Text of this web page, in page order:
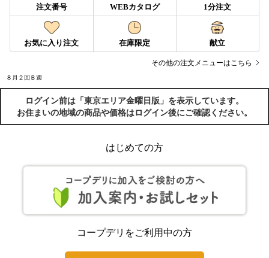
注文番号 WEBカタログ 1分注文
お気に入り注文 在庫限定 献立
その他の注文メニューはこちら
８月２回Ｂ週
ログイン前は「東京エリア金曜日版」を表示しています。
お住まいの地域の商品や価格はログイン後にご確認ください。
はじめての方
コープデリをご利用中の方